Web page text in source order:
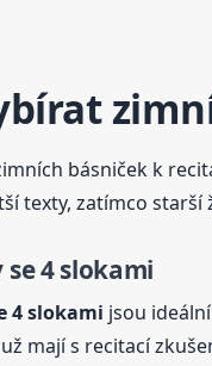
básniček k
texty, zatímco starší
se 4 slokami
4 slokami jsou
mají s recitací